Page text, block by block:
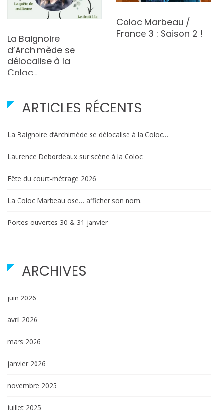
La Baignoire
d’Archimède se
délocalise à la
Coloc…
Coloc Marbeau /
France 3 : Saison 2 !
ARTICLES RÉCENTS
La Baignoire d’Archimède se délocalise à la Coloc…
Laurence Debordeaux sur scène à la Coloc
Fête du court-métrage 2026
La Coloc Marbeau ose… afficher son nom.
Portes ouvertes 30 & 31 janvier
ARCHIVES
juin 2026
avril 2026
mars 2026
janvier 2026
novembre 2025
juillet 2025